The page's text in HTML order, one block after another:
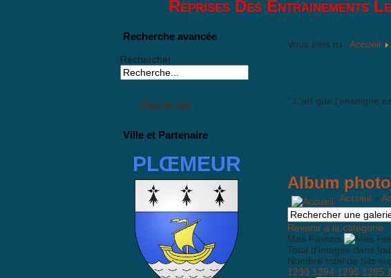
Reprises Des Entrainements
Recherche avancée
Rechercher
Plan du site
Ville et Partenaire
PLŒMEUR
Vous êtes ici : Accueil
" L'art que j'enseigne
Album
Accueil »
Revenir à la catégorie
Mes Favoris
Total d'images dans
Nombre total de hits
1299 1294 1296 1295